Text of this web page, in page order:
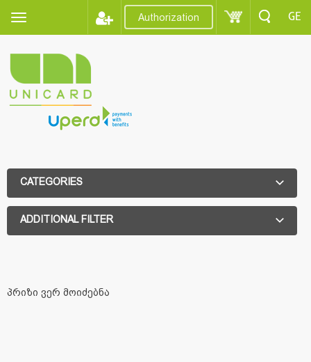
Authorization GE
CATEGORIES
ADDITIONAL FILTER
პრიზი ვერ მოიძებნა